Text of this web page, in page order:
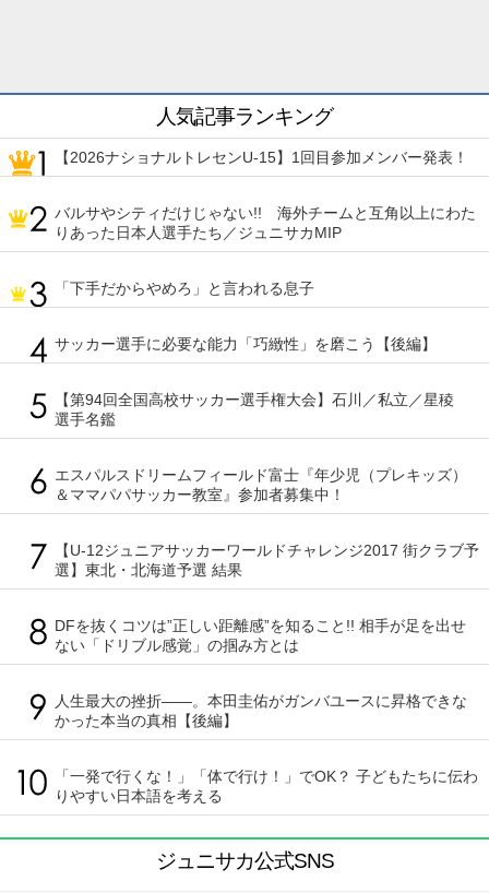
人気記事ランキング
【2026ナショナルトレセンU-15】1回目参加メンバー発表！
バルサやシティだけじゃない!! 海外チームと互角以上にわた
りあった日本人選手たち／ジュニサカMIP
「下手だからやめろ」と言われる息子
サッカー選手に必要な能力「巧緻性」を磨こう【後編】
【第94回全国高校サッカー選手権大会】石川／私立／星稜
選手名鑑
エスパルスドリームフィールド富士『年少児（プレキッズ）
＆ママパパサッカー教室』参加者募集中！
【U-12ジュニアサッカーワールドチャレンジ2017 街クラブ予
選】東北・北海道予選 結果
DFを抜くコツは”正しい距離感”を知ること!! 相手が足を出せ
ない「ドリブル感覚」の掴み方とは
人生最大の挫折――。本田圭佑がガンバユースに昇格できな
かった本当の真相【後編】
「一発で行くな！」「体で行け！」でOK？ 子どもたちに伝わ
りやすい日本語を考える
ジュニサカ公式SNS